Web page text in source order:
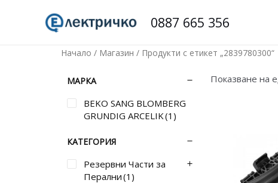
0887 665 356
Начало / Магазин / Продукти с етикет „2839780300“
МАРКА
BEKO SANG BLOMBERG
GRUNDIG ARCELIK(1)
КАТЕГОРИЯ
Резервни Части за
Перални(1)
Показване на